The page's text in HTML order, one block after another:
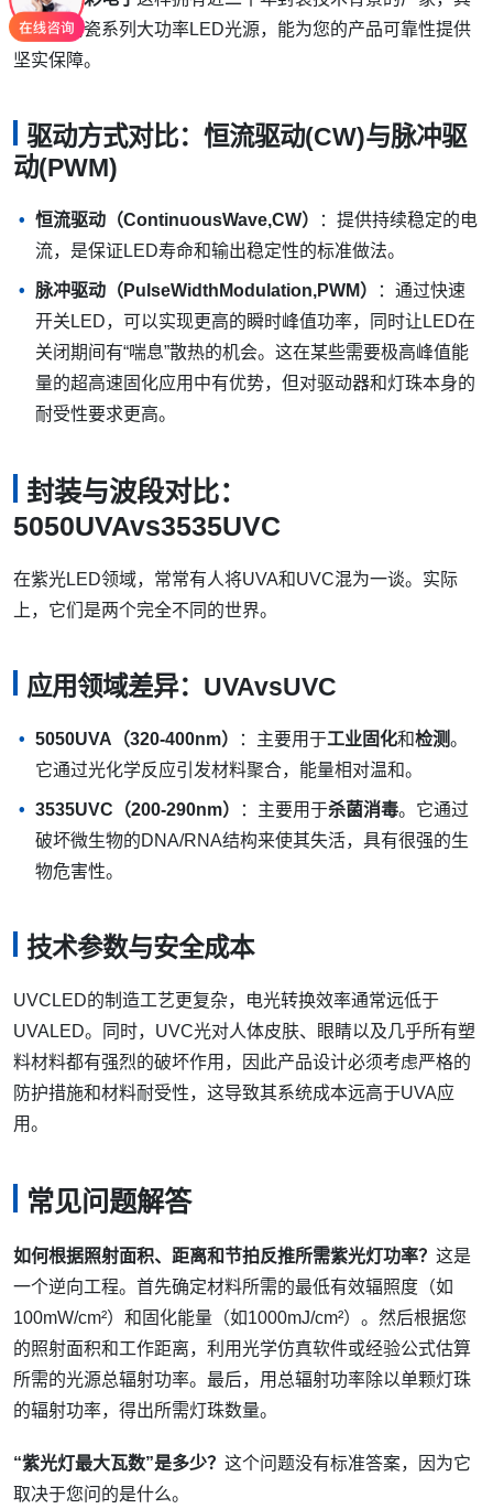
提供的陶瓷系列大功率LED光源，能为您的产品可靠性提供
坚实保障。
驱动方式对比：恒流驱动(CW)与脉冲驱
动(PWM)
恒流驱动（ContinuousWave,CW）
：提供持续稳定的电
流，是保证LED寿命和输出稳定性的标准做法。
脉冲驱动（PulseWidthModulation,PWM）
：通过快速
开关LED，可以实现更高的瞬时峰值功率，同时让LED在
关闭期间有“喘息”散热的机会。这在某些需要极高峰值能
量的超高速固化应用中有优势，但对驱动器和灯珠本身的
耐受性要求更高。
封装与波段对比：
5050UVAvs3535UVC
在紫光LED领域，常常有人将UVA和UVC混为一谈。实际
上，它们是两个完全不同的世界。
应用领域差异：UVAvsUVC
5050UVA（320-400nm） ：主要用于工业固化和检测。
它通过光化学反应引发材料聚合，能量相对温和。
3535UVC（200-290nm） ：主要用于杀菌消毒。它通过
破坏微生物的DNA/RNA结构来使其失活，具有很强的生
物危害性。
技术参数与安全成本
UVCLED的制造工艺更复杂，电光转换效率通常远低于
UVALED。同时，UVC光对人体皮肤、眼睛以及几乎所有塑
料材料都有强烈的破坏作用，因此产品设计必须考虑严格的
防护措施和材料耐受性，这导致其系统成本远高于UVA应
用。
常见问题解答
如何根据照射面积、距离和节拍反推所需紫光灯功率？ 这是
一个逆向工程。首先确定材料所需的最低有效辐照度（如
100mW/cm²）和固化能量（如1000mJ/cm²）。然后根据您
的照射面积和工作距离，利用光学仿真软件或经验公式估算
所需的光源总辐射功率。最后，用总辐射功率除以单颗灯珠
的辐射功率，得出所需灯珠数量。
“紫光灯最大瓦数”是多少？ 这个问题没有标准答案，因为它
取决于您问的是什么。